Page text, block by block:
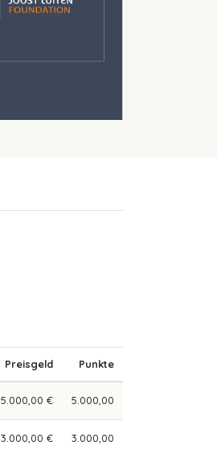
Preisgeld Punkte
5.000,00 € 5.000,00
3.000,00 € 3.000,00